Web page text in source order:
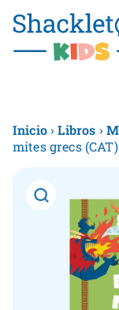
Inicio›Libros ›
mites grecs (CAT)